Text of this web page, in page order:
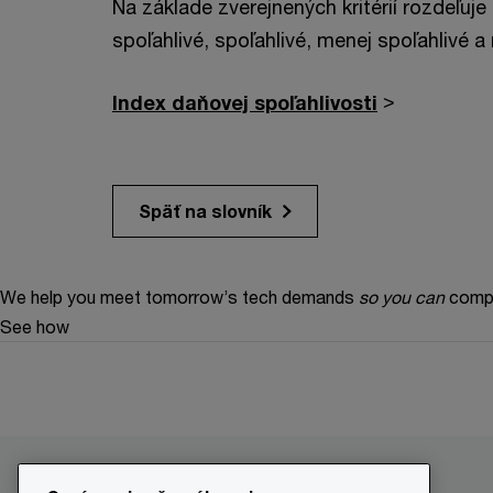
Na základe zverejnených kritérií
spoľahlivé, spoľahlivé, menej spoľahlivé a
Index daňovej spoľahlivosti >
Späť na slovník
We help you meet tomorrow’s tech demands so you can
See how